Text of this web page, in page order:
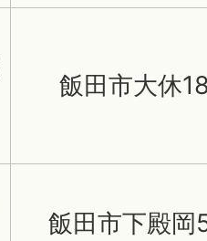
飯田市大休
飯田市下殿岡